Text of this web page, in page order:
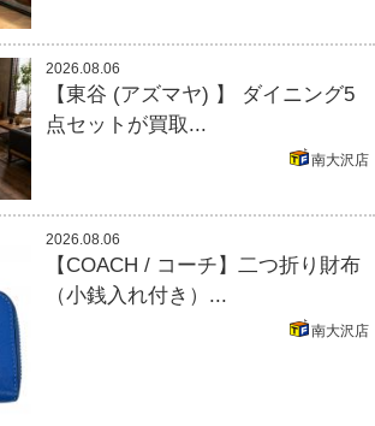
2026.08.06
【東谷 (アズマヤ) 】 ダイニング5
点セットが買取...
南大沢店
2026.08.06
【COACH / コーチ】二つ折り財布
（小銭入れ付き）...
南大沢店